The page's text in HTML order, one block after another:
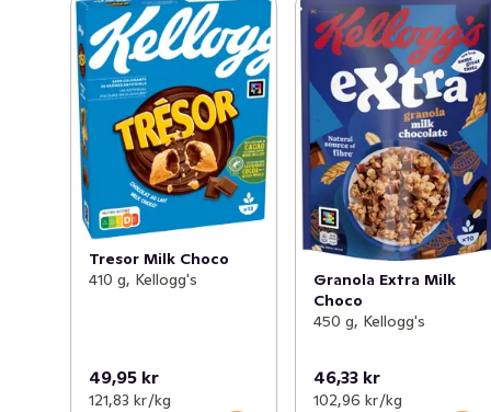
Tresor Milk Choco
410 g, Kellogg's
49,95 kr
121,83 kr /kg
Granola Extra Milk
Choco
450 g, Kellogg's
46,33 kr
102,96 kr /kg